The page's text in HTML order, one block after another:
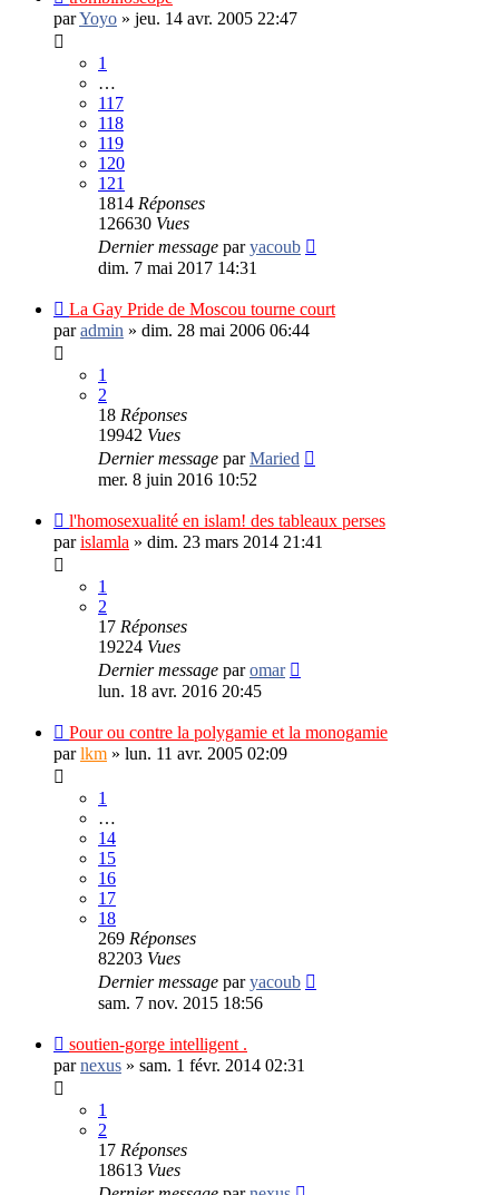
parYoyo » jeu. 14 avr. 2005 22:47
1
…
117
118
119
120
121
1814 Réponses
126630 Vues
Dernier message paryacoub
dim. 7 mai 2017 14:31
La Gay Pride de Moscou tourne court
paradmin » dim. 28 mai 2006 06:44
1
2
18 Réponses
19942 Vues
Dernier message parMaried
mer. 8 juin 2016 10:52
l'homosexualité en islam! des tableaux perses
parislamla » dim. 23 mars 2014 21:41
1
2
17 Réponses
19224 Vues
Dernier message paromar
lun. 18 avr. 2016 20:45
Pour ou contre la polygamie et la monogamie
parlkm » lun. 11 avr. 2005 02:09
1
…
14
15
16
17
18
269 Réponses
82203 Vues
Dernier message paryacoub
sam. 7 nov. 2015 18:56
soutien-gorge intelligent .
parnexus » sam. 1 févr. 2014 02:31
1
2
17 Réponses
18613 Vues